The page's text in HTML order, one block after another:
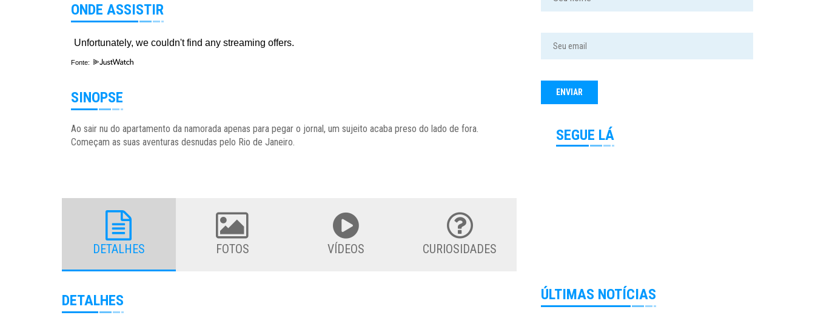
ONDE ASSISTIR
Fonte:
SINOPSE
Ao sair nu do apartamento da namorada apenas para pegar o jornal, um sujeito acaba preso do lado de fora.
Começam as suas aventuras desnudas pelo Rio de Janeiro.
DETALHES FOTOS VÍDEOS CURIOSIDADES
DETALHES
SEGUE LÁ
ÚLTIMAS NOTÍCIAS